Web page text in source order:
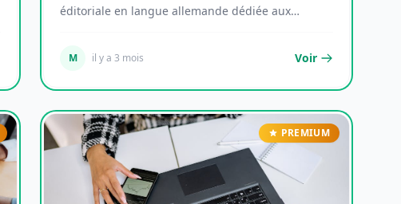
éditoriale en langue allemande dédiée aux
M il y a 3 mois Voir
PREMIUM